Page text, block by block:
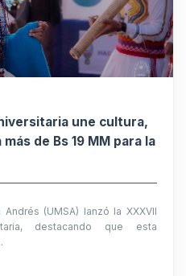
une cultura,
de Bs 19 MM para la
(UMSA) lanzó la XXXVII
destacando que esta